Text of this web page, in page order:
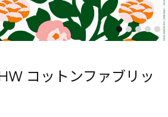
コットンファブリッ